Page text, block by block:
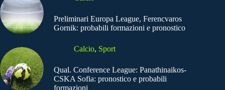
Preliminari Europa League, Ferencvaros
Gornik: probabili formazioni e pronostico
Calcio, Sport
Qual. Conference League: Panathinaikos-
CSKA Sofia: pronostico e probabili
formazioni